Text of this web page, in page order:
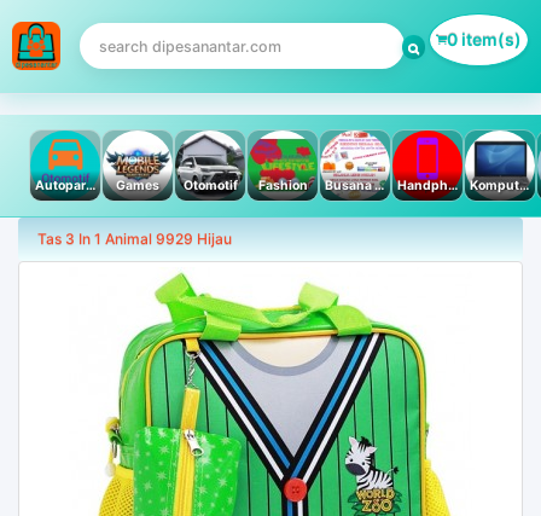
0 item(s)
Autoparts Games Otomotif Fashion Busana Muslim Handphone & Tablet Komputer PC & Laptop
Tas 3 In 1 Animal 9929 Hijau